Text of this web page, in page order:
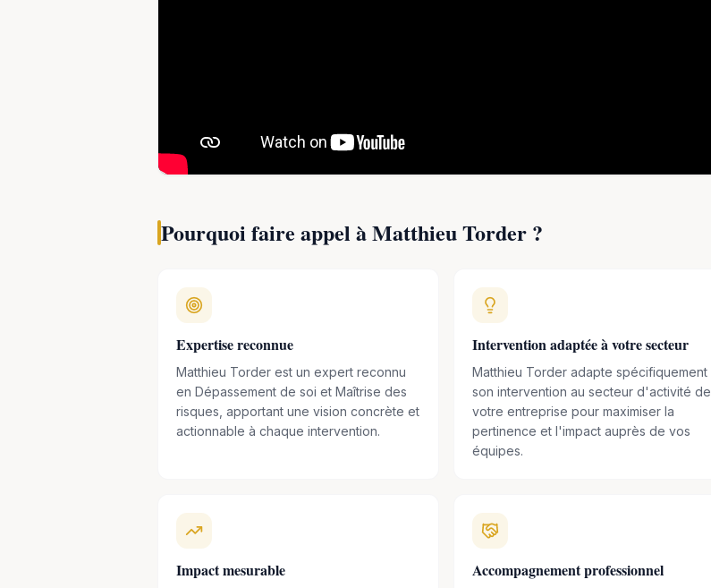
expéditions et intervient régulièrement dans les médias pour partager son
expérience de l'exploration.
Pourquoi faire appel àMatthieu Torder ?
Expertise reconnue
Matthieu Torder est un expert reconnu
en Dépassement de soi et Maîtrise des
risques, apportant une vision concrète et
actionnable à chaque intervention.
Intervention adaptée à votre secteur
Matthieu Torder adapte spécifiquement
son intervention au secteur d'activité de
votre entreprise pour maximiser la
pertinence et l'impact auprès de vos
équipes.
Impact mesurable Accompagnement professionnel